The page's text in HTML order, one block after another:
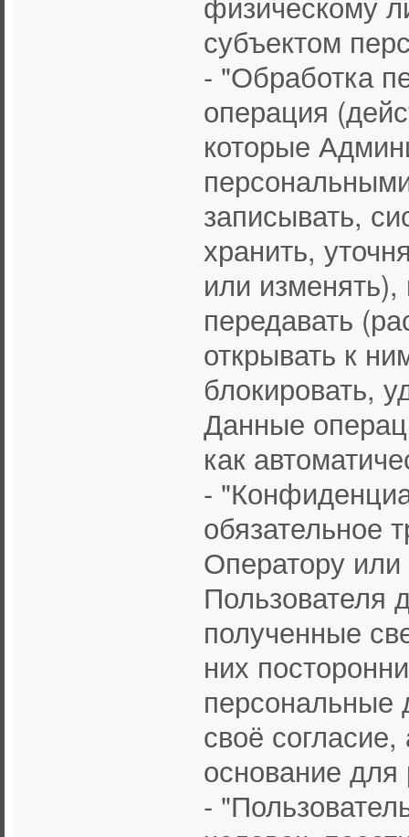
субъектом
- "Обработка
операция
которые
записывать,
хранить,
или изменять),
передавать
открывать к
блокировать,
Данные
как
-
обязательное
Оператору
Пользователя
полученные
них
персональные
своё согласие,
основание
-